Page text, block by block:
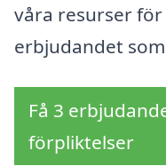
våra resurser
erbjudandet
Få 3
förpliktelser